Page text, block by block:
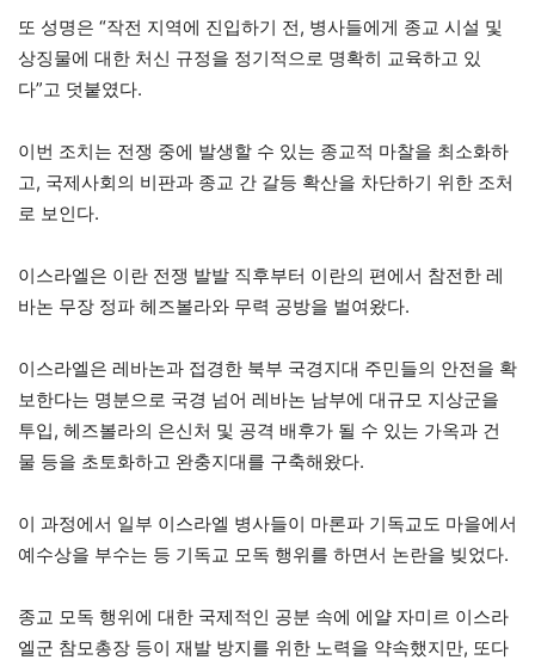
또 성명은 “작전 지역에 진입하기 전, 병사들에게 종교 시설 및
상징물에 대한 처신 규정을 정기적으로 명확히 교육하고 있
다”고 덧붙였다.
이번 조치는 전쟁 중에 발생할 수 있는 종교적 마찰을 최소화하
고, 국제사회의 비판과 종교 간 갈등 확산을 차단하기 위한 조처
로 보인다.
이스라엘은 이란 전쟁 발발 직후부터 이란의 편에서 참전한 레
바논 무장 정파 헤즈볼라와 무력 공방을 벌여왔다.
이스라엘은 레바논과 접경한 북부 국경지대 주민들의 안전을 확
보한다는 명분으로 국경 넘어 레바논 남부에 대규모 지상군을
투입, 헤즈볼라의 은신처 및 공격 배후가 될 수 있는 가옥과 건
물 등을 초토화하고 완충지대를 구축해왔다.
이 과정에서 일부 이스라엘 병사들이 마론파 기독교도 마을에서
예수상을 부수는 등 기독교 모독 행위를 하면서 논란을 빚었다.
종교 모독 행위에 대한 국제적인 공분 속에 에얄 자미르 이스라
엘군 참모총장 등이 재발 방지를 위한 노력을 약속했지만, 또다